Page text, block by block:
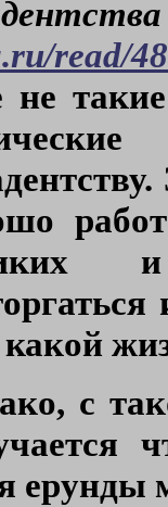
read/
не
с
ерунды